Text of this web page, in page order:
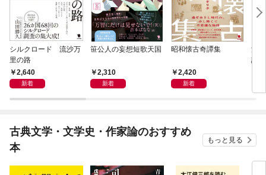
シルクロード 流沙万
里の路
2,640
新着
笹公人の妄想短歌天国
2,310
新着
昭和懐古奇譚集
2,420
新着
流
語
古典文学・文学史・作家論のおすすめ
本
もっと見る